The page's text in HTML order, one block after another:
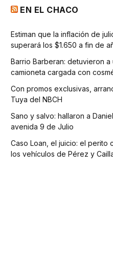
EN EL CHACO
Estiman que la inflación de
superará los $1.650 a fin de
Barrio Barberan: detuvieron
camioneta cargada con
Con promos exclusivas,
Tuya del NBCH
Sano y salvo: hallaron a
avenida 9 de Julio
Caso Loan, el juicio: el perito
los vehículos de Pérez y